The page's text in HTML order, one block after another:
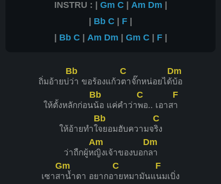
INSTRU : | Gm C | Am Dm |
| Bb C | F |
| Bb C | Am Dm | Gm C | F|
ถิ่มอ้ายบ่
Bb
ว่า ขอร้องแก้ว
C
ตาจั๊กหน่อยได้
Dm
บ้อ
ให้ตั้งหลักก่อน
Bb
น้อ แค่คำว่า
C
พอ.. เอาส
F
า
ให้อ้ายทำใ
Bb
จยอมฮับความจ
C
ริง
ว่าถืกผู้ห
Am
ญิงเจ้าของบอก
Dm
ลา
เซาส
Gm
าน้ำตา อยากอ
C
ายหมามันแ
F
นมเบิ่ง